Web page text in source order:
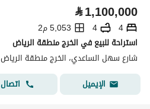
⃁1,100,000
4
4
5,053 م2
استراحة للبيع في الخرج منطقة الرياض
شارع سهل الساعدي، الخرج منطقة الرياض
الإيميل
اتصال